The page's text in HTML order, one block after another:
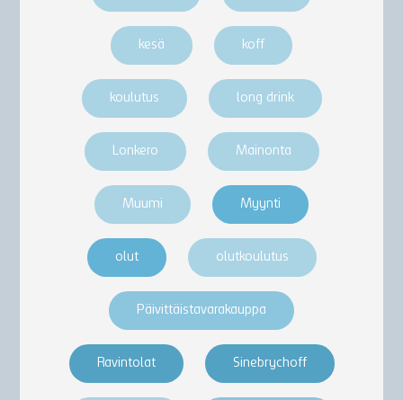
kesä koff
koulutus long drink
Lonkero Mainonta
Muumi Myynti
olut olutkoulutus
Päivittäistavarakauppa
Ravintolat Sinebrychoff